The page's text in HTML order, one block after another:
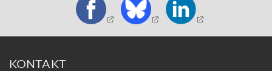
KONTAKT